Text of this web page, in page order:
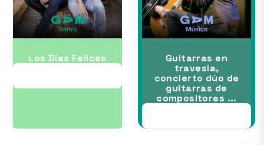
Los Días Felices
Guitarras en
travesia,
concierto dúo de
guitarras de
compositores ...